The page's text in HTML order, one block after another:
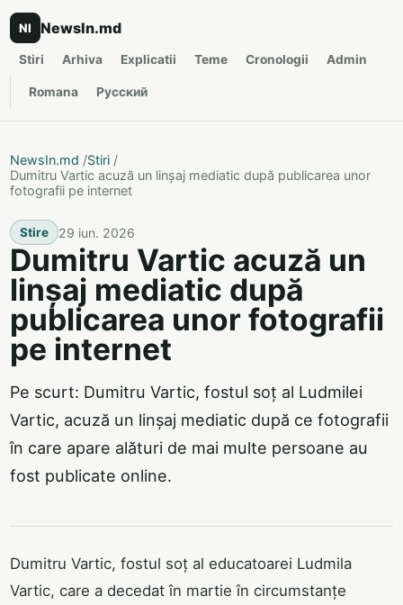
NI NewsIn.md
Stiri Arhiva Explicatii Teme Cronologii Admin
Romana Русский
NewsIn.md /Stiri /
Dumitru Vartic acuză un linșaj mediatic după publicarea unor
fotografii pe internet
Stire 29 iun. 2026
Dumitru Vartic acuză un
linșaj mediatic după
publicarea unor fotografii
pe internet
Pe scurt: Dumitru Vartic, fostul soț al Ludmilei
Vartic, acuză un linșaj mediatic după ce fotografii
în care apare alături de mai multe persoane au
fost publicate online.
Dumitru Vartic, fostul soț al educatoarei Ludmila
Vartic, care a decedat în martie în circumstanțe